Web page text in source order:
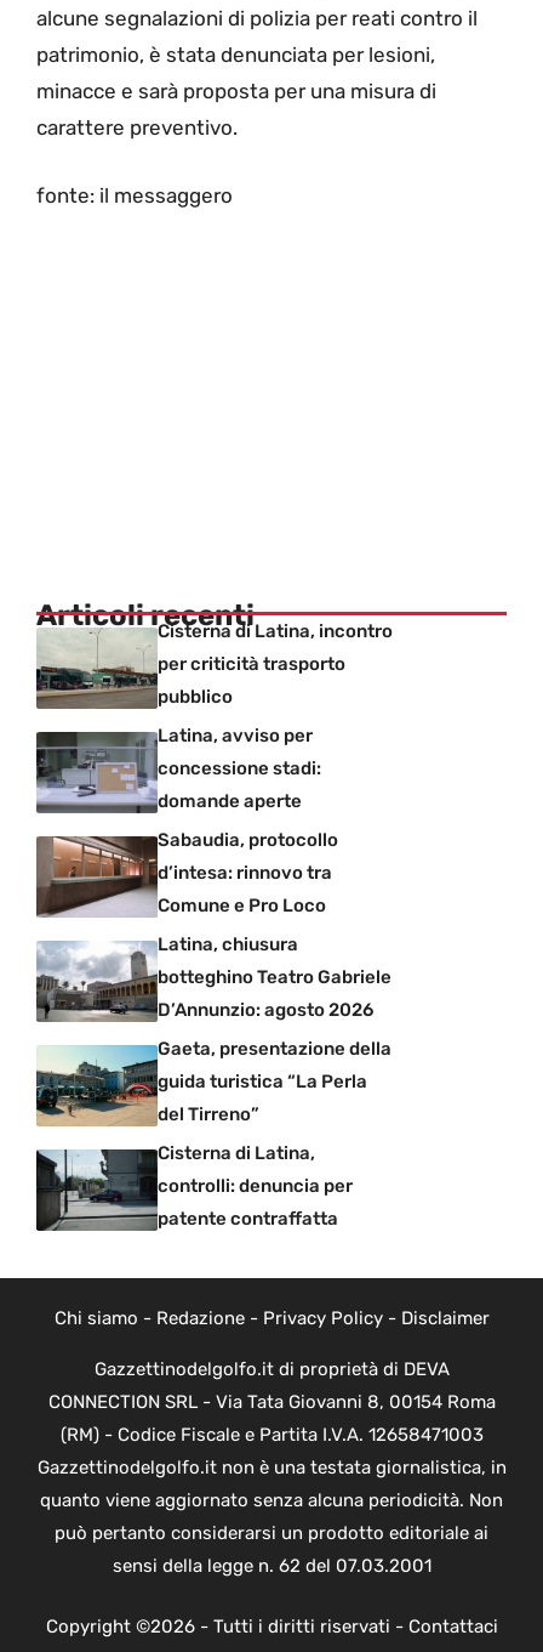
alcune segnalazioni di polizia per reati contro il
patrimonio, è stata denunciata per lesioni,
minacce e sarà proposta per una misura di
carattere preventivo.
fonte: il messaggero
Articoli recentiCisterna di Latina, incontro
per criticità trasporto
pubblico
Latina, avviso per
concessione stadi:
domande aperte
Sabaudia, protocollo
d’intesa: rinnovo tra
Comune e Pro Loco
Latina, chiusura
botteghino Teatro Gabriele
D’Annunzio: agosto 2026
Gaeta, presentazione della
guida turistica “La Perla
del Tirreno”
Cisterna di Latina,
controlli: denuncia per
patente contraffatta
Chi siamo - Redazione- Privacy Policy- Disclaimer
Gazzettinodelgolfo.it di proprietà di DEVA
CONNECTION SRL - Via Tata Giovanni 8, 00154 Roma
(RM) - Codice Fiscale e Partita I.V.A. 12658471003
Gazzettinodelgolfo.it non è una testata giornalistica, in
quanto viene aggiornato senza alcuna periodicità. Non
può pertanto considerarsi un prodotto editoriale ai
sensi della legge n. 62 del 07.03.2001
Copyright ©2026 - Tutti i diritti riservati - Contattaci